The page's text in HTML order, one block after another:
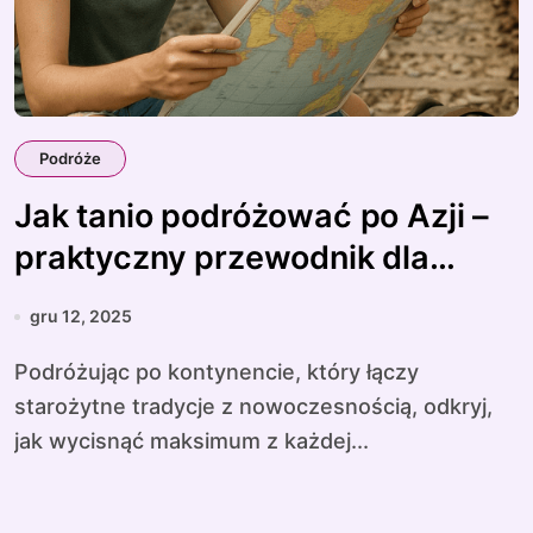
Podróże
Jak tanio podróżować po Azji –
praktyczny przewodnik dla
początkujących
gru 12, 2025
Podróżując po kontynencie, który łączy
starożytne tradycje z nowoczesnością, odkryj,
jak wycisnąć maksimum z każdej...